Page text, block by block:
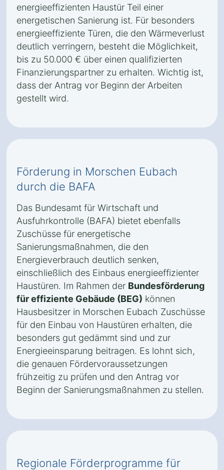
energieeffizienten Haustür Teil einer
energetischen Sanierung ist. Für besonders
energieeffiziente Türen, die den Wärmeverlust
deutlich verringern, besteht die Möglichkeit,
bis zu 50.000 € über einen qualifizierten
Finanzierungspartner zu erhalten. Wichtig ist,
dass der Antrag vor Beginn der Arbeiten
gestellt wird.
Förderung in Morschen Eubach
durch die BAFA
Das Bundesamt für Wirtschaft und
Ausfuhrkontrolle (BAFA) bietet ebenfalls
Zuschüsse für energetische
Sanierungsmaßnahmen, die den
Energieverbrauch deutlich senken,
einschließlich des Einbaus energieeffizienter
Haustüren. Im Rahmen der Bundesförderung
für effiziente Gebäude (BEG) können
Hausbesitzer in Morschen Eubach Zuschüsse
für den Einbau von Haustüren erhalten, die
besonders gut gedämmt sind und zur
Energieeinsparung beitragen. Es lohnt sich,
die genauen Fördervoraussetzungen
frühzeitig zu prüfen und den Antrag vor
Beginn der Sanierungsmaßnahmen zu stellen.
Regionale Förderprogramme für